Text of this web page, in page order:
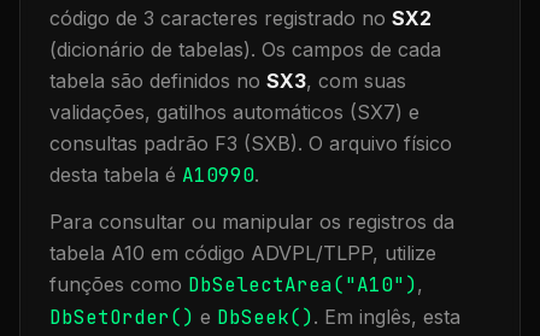
código de 3 caracteres registrado no SX2
(dicionário de tabelas). Os campos de cada
tabela são definidos no SX3, com suas
validações, gatilhos automáticos (SX7) e
consultas padrão F3 (SXB). O arquivo físico
desta tabela é A10990.
Para consultar ou manipular os registros da
tabela A10 em código ADVPL/TLPP, utilize
funções como DbSelectArea("A10"),
DbSetOrder() e DbSeek(). Em inglês, esta